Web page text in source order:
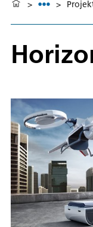
> >